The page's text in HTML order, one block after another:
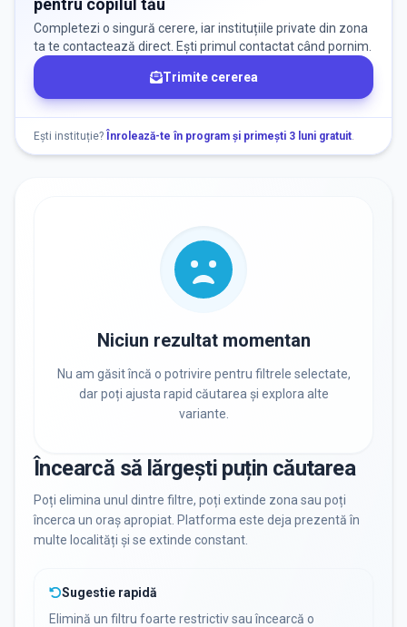
Nu există informații despre locuri libere
Resetează filtrele
pentru copilul tău
Completezi o singură cerere, iar instituțiile private din zona
ta te contactează direct. Ești primul contactat când pornim.
Trimite cererea
Ești instituție? Înrolează-te în program și primești 3 luni gratuit.
Niciun rezultat momentan
Nu am găsit încă o potrivire pentru filtrele selectate,
dar poți ajusta rapid căutarea și explora alte
variante.
Încearcă să lărgești puțin căutarea
Poți elimina unul dintre filtre, poți extinde zona sau poți
încerca un oraș apropiat. Platforma este deja prezentă în
multe localități și se extinde constant.
Sugestie rapidă
Elimină un filtru foarte restrictiv sau încearcă o